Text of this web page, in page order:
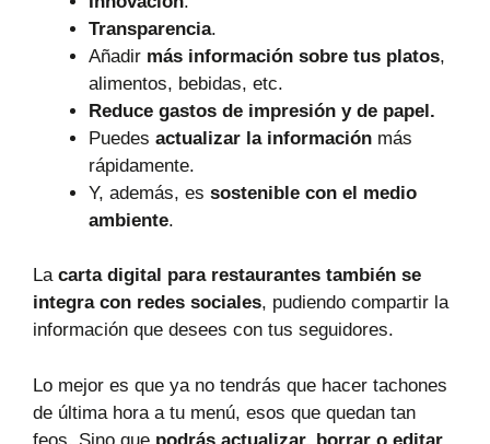
Transparencia.
Añadir más información sobre tus platos,
alimentos, bebidas, etc.
Reduce gastos de impresión y de papel.
Puedes actualizar la información más
rápidamente.
Y, además, es sostenible con el medio
ambiente.
La carta digital para restaurantes también se
integra con redes sociales, pudiendo compartir la
información que desees con tus seguidores.
Lo mejor es que ya no tendrás que hacer tachones
de última hora a tu menú, esos que quedan tan